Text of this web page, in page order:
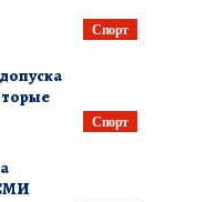
Спорт
Спорт